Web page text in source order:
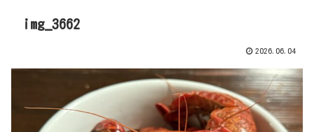
img_3662
2026.06.04